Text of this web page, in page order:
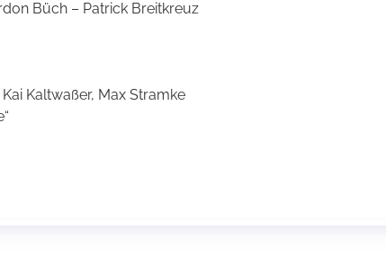
Büch – Patrick Breitkreuz
Kai Kaltwaßer, Max Stramke